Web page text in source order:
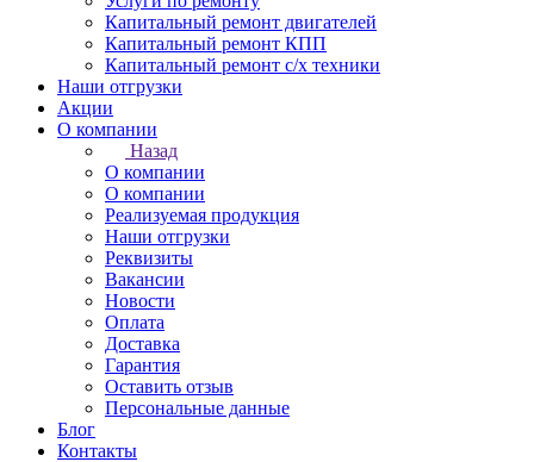
Капитальный ремонт двигателей
Капитальный ремонт КПП
Капитальный ремонт с/х техники
Наши отгрузки
Акции
О компании
Назад
О компании
О компании
Реализуемая продукция
Наши отгрузки
Реквизиты
Вакансии
Новости
Оплата
Доставка
Гарантия
Оставить отзыв
Персональные данные
Блог
Контакты